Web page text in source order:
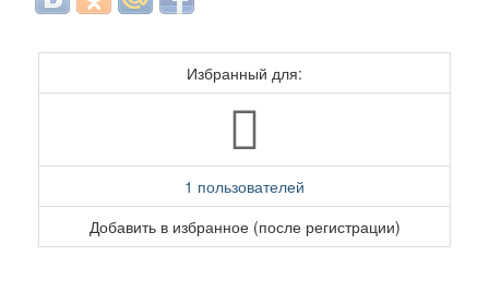
Избранный для:
1 пользователей
Добавить в избранное (после регистрации)